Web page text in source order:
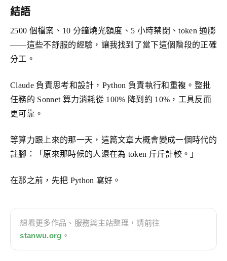
結語
2500 個檔案、10 分鐘燒光額度、5 小時禁閉、token 通膨
——這些不舒服的經驗，讓我找到了當下這個階段的正確
分工。
Claude 負責思考和設計，Python 負責執行和重複。整批
任務的 Sonnet 算力消耗從 100% 降到約 10%，工具反而
更可靠。
等算力跟上來的那一天，這篇文章大概會變成一個時代的
註腳：「原來那時候的人還在為 token 斤斤計較。」
在那之前，先把 Python 寫好。
想看更多作品、服務與主站整理，請前往
stanwu.org 。